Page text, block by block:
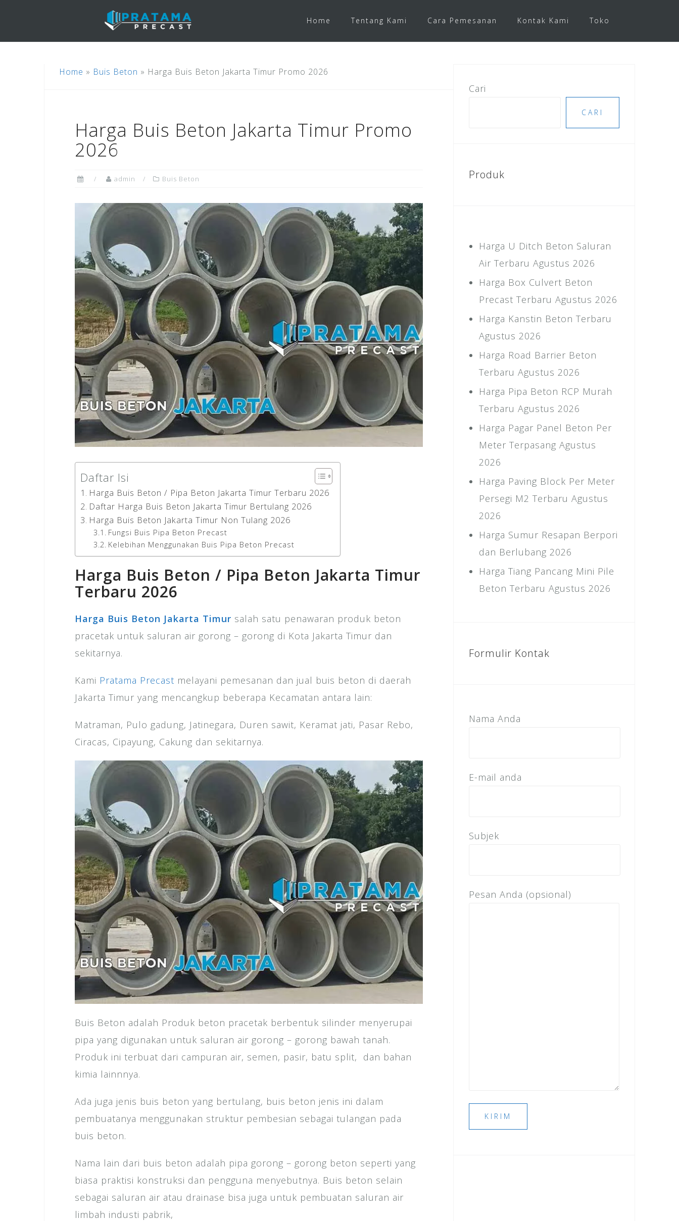
content
Home Tentang Kami Cara Pemesanan Kontak Kami Toko
Home » Buis Beton » Harga Buis Beton Jakarta Timur Promo 2026
Harga Buis Beton Jakarta Timur Promo
2026
admin Buis Beton
Daftar Isi
Harga Buis Beton / Pipa Beton Jakarta Timur Terbaru 2026
Daftar Harga Buis Beton Jakarta Timur Bertulang 2026
Harga Buis Beton Jakarta Timur Non Tulang 2026
Fungsi Buis Pipa Beton Precast
Kelebihan Menggunakan Buis Pipa Beton Precast
Harga Buis Beton / Pipa Beton Jakarta Timur
Terbaru 2026
Harga Buis Beton Jakarta Timur salah satu penawaran produk beton
pracetak untuk saluran air gorong – gorong di Kota Jakarta Timur dan
sekitarnya.
Kami Pratama Precast melayani pemesanan dan jual buis beton di daerah
Jakarta Timur yang mencangkup beberapa Kecamatan antara lain:
Matraman, Pulo gadung, Jatinegara, Duren sawit, Keramat jati, Pasar Rebo,
Ciracas, Cipayung, Cakung dan sekitarnya.
Buis Beton adalah Produk beton pracetak berbentuk silinder menyerupai
pipa yang digunakan untuk saluran air gorong – gorong bawah tanah.
Produk ini terbuat dari campuran air, semen, pasir, batu split, dan bahan
kimia lainnnya.
Ada juga jenis buis beton yang bertulang, buis beton jenis ini dalam
pembuatanya menggunakan struktur pembesian sebagai tulangan pada
buis beton.
Nama lain dari buis beton adalah pipa gorong – gorong beton seperti yang
biasa praktisi konstruksi dan pengguna menyebutnya. Buis beton selain
sebagai saluran air atau drainase bisa juga untuk pembuatan saluran air
limbah industi pabrik,
Cari
CARI
Produk
Harga U Ditch Beton Saluran
Air Terbaru Agustus 2026
Harga Box Culvert Beton
Precast Terbaru Agustus 2026
Harga Kanstin Beton Terbaru
Agustus 2026
Harga Road Barrier Beton
Terbaru Agustus 2026
Harga Pipa Beton RCP Murah
Terbaru Agustus 2026
Harga Pagar Panel Beton Per
Meter Terpasang Agustus
2026
Harga Paving Block Per Meter
Persegi M2 Terbaru Agustus
2026
Harga Sumur Resapan Berpori
dan Berlubang 2026
Harga Tiang Pancang Mini Pile
Beton Terbaru Agustus 2026
Formulir Kontak
Nama Anda
E-mail anda
Subjek
Pesan Anda (opsional)